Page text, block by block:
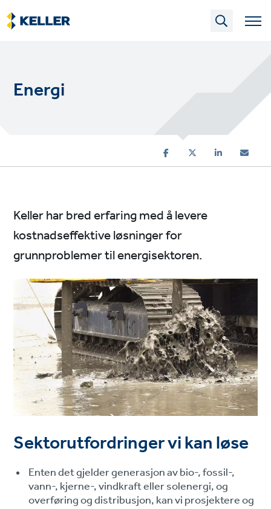
Skip
to
main
Energi
Keller har bred erfaring med å levere
kostnadseffektive løsninger for
grunnproblemer til energisektoren.
Sektorutfordringer vi kan løse
Enten det gjelder generasjon av bio-, fossil-,
vann-, kjerne-, vindkraft eller solenergi, og
overføring og distribusjon, kan vi prosjektere og